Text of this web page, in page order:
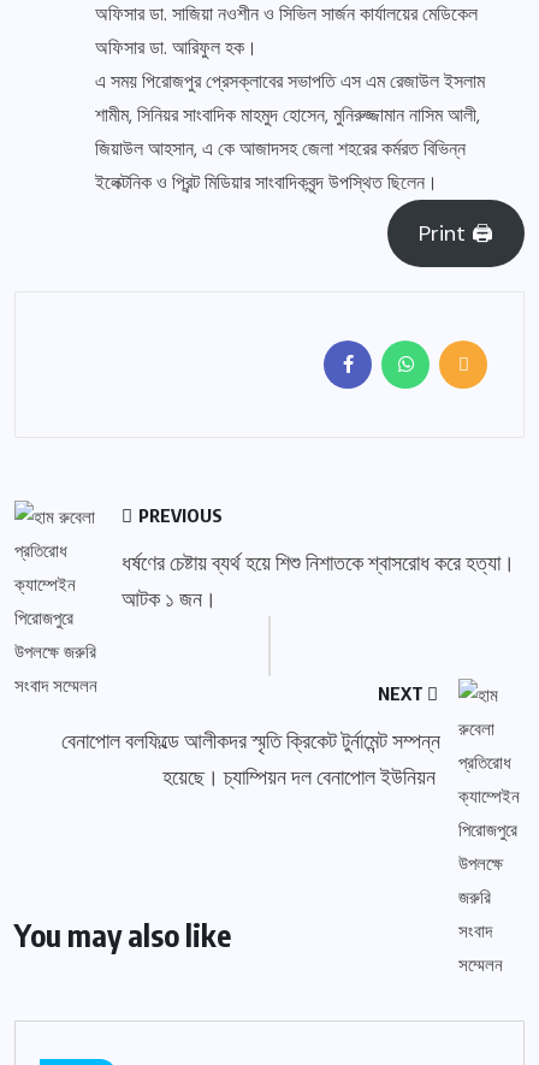
অফিসার ডা. সাজিয়া নওশীন ও সিভিল সার্জন কার্যালয়ের মেডিকেল
অফিসার ডা. আরিফুল হক।
এ সময় পিরোজপুর প্রেসক্লাবের সভাপতি এস এম রেজাউল ইসলাম
শামীম, সিনিয়র সাংবাদিক মাহমুদ হোসেন, মুনিরুজ্জামান নাসিম আলী,
জিয়াউল আহসান, এ কে আজাদসহ জেলা শহরের কর্মরত বিভিন্ন
ইলেক্টনিক ও প্রিন্ট মিডিয়ার সাংবাদিকবৃন্দ উপস্থিত ছিলেন।
Print 🖨
PREVIOUS
ধর্ষণের চেষ্টায় ব্যর্থ হয়ে শিশু নিশাতকে শ্বাসরোধ করে হত্যা।
আটক ১ জন।
NEXT
বেনাপোল বলফিল্ডে আলীকদর স্মৃতি ক্রিকেট টুর্নামেন্ট সম্পন্ন
হয়েছে। চ্যাম্পিয়ন দল বেনাপোল ইউনিয়ন
You may also like